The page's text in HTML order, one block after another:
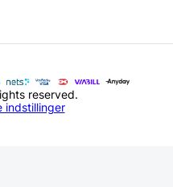
reserved.
indstillinger